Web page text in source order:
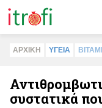
ΑΡΧΙΚΗ ΥΓΕΙΑ
συστατικά